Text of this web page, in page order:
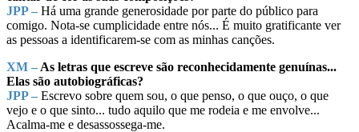
JPP – Há uma grande generosidade por parte do público para
comigo. Nota-se cumplicidade entre nós... É muito gratificante ver
as pessoas a identificarem-se com as minhas canções.
XM – As letras que escreve são reconhecidamente genuínas...
Elas são autobiográficas?
JPP – Escrevo sobre quem sou, o que penso, o que ouço, o que
vejo e o que sinto... tudo aquilo que me rodeia e me envolve...
Acalma-me e desassossega-me.